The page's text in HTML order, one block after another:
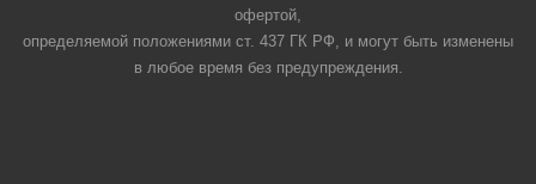
офертой,
определяемой положениями ст. 437 ГК РФ, и могут быть изменены
в любое время без предупреждения.